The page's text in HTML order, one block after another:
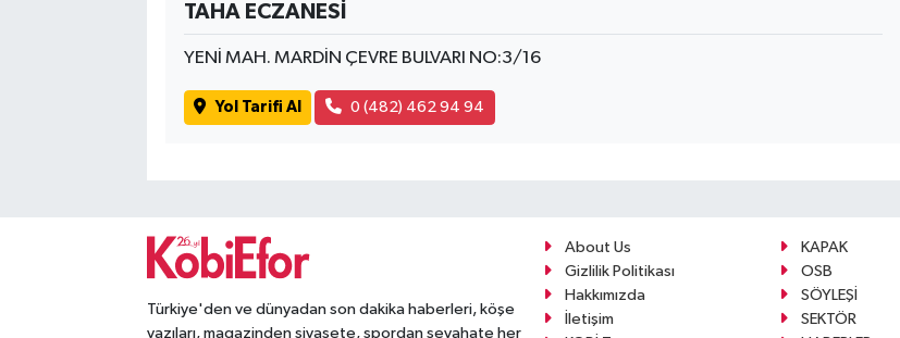
TAHA ECZANESİ
YENİ MAH. MARDİN ÇEVRE BULVARI NO:3/16
Yol Tarifi Al 0 (482) 462 94 94
Türkiye'den ve dünyadan son dakika haberleri, köşe
yazıları, magazinden siyasete, spordan seyahate her
About Us
KAPAK
Gizlilik Politikası
OSB
Hakkımızda
SÖYLEŞİ
İletişim
SEKTÖR